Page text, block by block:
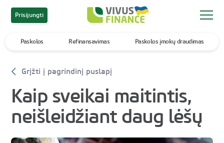
Prisijungti
Paskolos Refinansavimas Paskolos įmokų draudimas
Grįžti į pagrindinį puslapį
Kaip sveikai maitintis,
neišleidžiant daug lėšų